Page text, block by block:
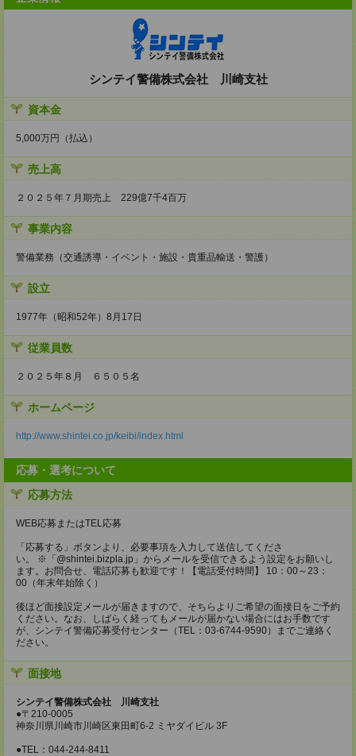
シンテイ警備株式会社 川崎支社
資本金
5,000万円（払込）
売上高
２０２５年７月期売上 229億7千4百万
事業内容
警備業務（交通誘導・イベント・施設・貴重品輸送・警護）
設立
1977年（昭和52年）8月17日
従業員数
２０２５年８月 ６５０５名
ホームページ
http://www.shintei.co.jp/keibi/index.html
応募・選考について
応募方法
WEB応募またはTEL応募
「応募する」ボタンより、必要事項を入力して送信してくださ
い。 ※「@shintei.bizpla.jp」からメールを受信できるよう設定をお願いし
ます。お問合せ、電話応募も歓迎です！【電話受付時間】 10：00～23：
00（年末年始除く）
後ほど面接設定メールが届きますので、そちらよりご希望の面接日をご予約
ください。なお、しばらく経ってもメールが届かない場合にはお手数です
が、シンテイ警備応募受付センター（TEL：03-6744-9590）までご連絡く
ださい。
面接地
シンテイ警備株式会社 川崎支社
●〒210-0005
神奈川県川崎市川崎区東田町6-2 ミヤダイビル 3F
●TEL：044-244-8411